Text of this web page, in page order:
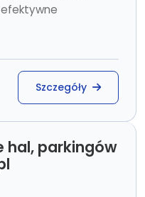
efektywne
Szczegóły
hal, parkingów